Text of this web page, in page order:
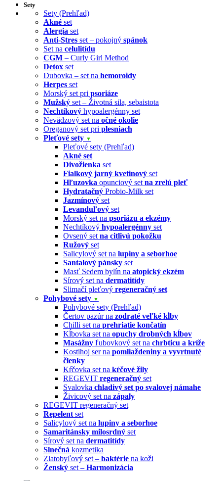
Sety
Sety (Prehľad)
Akné set
Alergia set
Anti-Stres set – pokojný spánok
Set na celulitídu
CGM – Curly Girl Method
Detox set
Dubovka – set na hemoroidy
Herpes set
Morský set pri psoriáze
Mužský set – Životná sila, sebaistota
Nechtíkový hypoalergénny set
Nevädzový set na očné okolie
Oreganový set pri plesniach
Pleťové sety ▼
Pleťové sety (Prehľad)
Akné set
Divožienka set
Fialkový jarný kvetinový set
Hľuzovka opunciový set na zrelú pleť
Hydratačný Probio-Milk set
Jazmínový set
Levanduľový set
Morský set na psoriázu a ekzémy
Nechtíkový hypoalergénny set
Ovsený set na citlivú pokožku
Ružový set
Salicylový set na lupiny a seborhoe
Santalový pánsky set
Masť Sedem bylín na atopický ekzém
Sírový set na dermatitídy
Slimačí pleťový regeneračný set
Pohybové sety ▼
Pohybové sety (Prehľad)
Čertov pazúr na zodraté veľké kĺby
Chilli set na prehriatie končatín
Kĺbovka set na opuchy drobných kĺbov
Masážny ľubovkový set na chrbticu a kríže
Kostihoj ser na pomliaždeniny a vyvrtnuté
členky
Kŕčovka set na kŕčové žily
REGEVIT regeneračný set
Svalovka chladivý set po svalovej námahe
Živicový set na zápaly
REGEVIT regeneračný set
Repelent set
Salicylový set na lupiny a seborhoe
Samaritánsky milosrdný set
Sírový set na dermatitídy
Slnečná kozmetika
Zlatobyľový set – baktérie na koži
Ženský set – Harmonizácia